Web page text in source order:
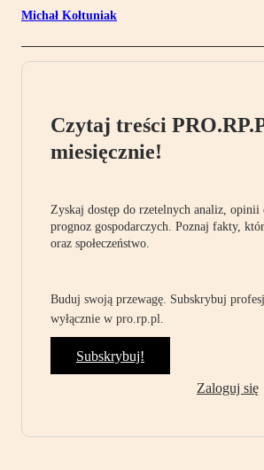
Michał Kołtuniak
Czytaj treści
miesięcznie!
Zyskaj dostęp do rzetelnych analiz,
prognoz gospodarczych. Poznaj fakty,
oraz społeczeństwo.
Buduj swoją przewagę. Subskrybuj
wyłącznie w pro.rp.pl.
Subskrybuj!
Zaloguj się